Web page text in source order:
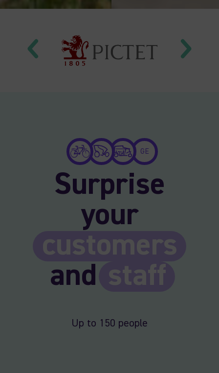
GE
Surprise
your
customers
and staff
Up to 150 people